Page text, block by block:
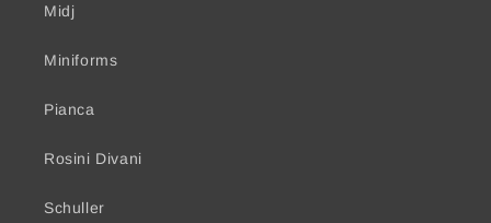
Midj
Miniforms
Pianca
Rosini Divani
Schuller